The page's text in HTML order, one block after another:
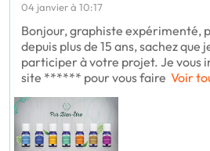
04 janvier à 10:17
Bonjour, graphiste expérimenté,
depuis plus de 15 ans, sachez que
participer à votre projet. Je vous
site ****** pour vous faire Voir